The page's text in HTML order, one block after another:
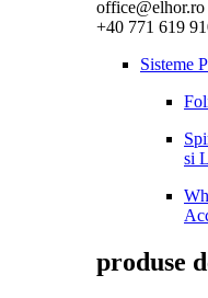
office@elhor.ro
+40 771 619
Sisteme
si
produse